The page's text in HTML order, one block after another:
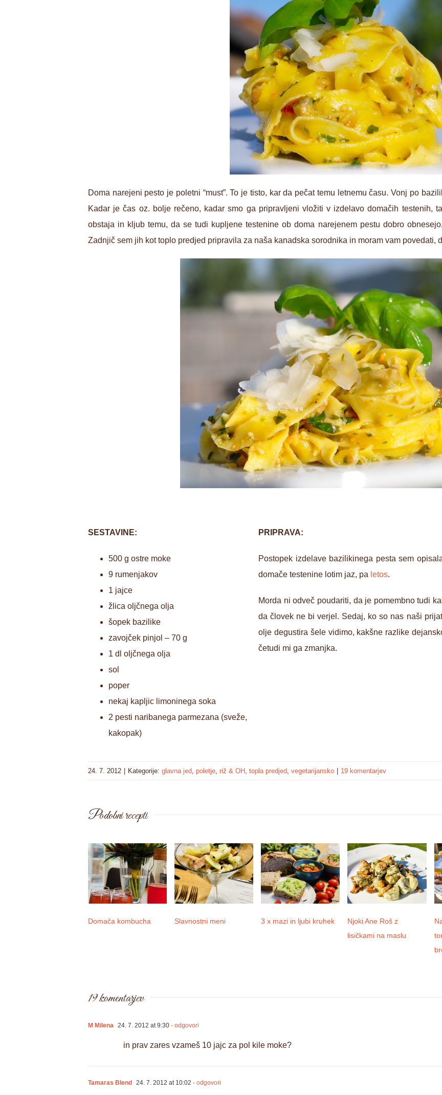
Doma narejeni pesto je poletni “must”. To je tisto, kar da pečat temu letnemu času. Vonj po
Kadar je čas oz. bolje rečeno, kadar smo ga pripravljeni vložiti v izdelavo domačih testenih,
obstaja in kljub temu, da se tudi kupljene testenine ob doma narejenem pestu dobro
Zadnjič sem jih kot toplo predjed pripravila za naša kanadska sorodnika in moram vam povedati,
SESTAVINE:
500 g ostre moke
9 rumenjakov
1 jajce
žlica oljčnega olja
šopek bazilike
zavojček pinjol – 70 g
1 dl oljčnega olja
sol
poper
nekaj kapljic limoninega soka
2 pesti naribanega parmezana (sveže,
kakopak)
PRIPRAVA:
Postopek izdelave bazilikinega pesta sem
domače testenine lotim jaz, pa letos.
Morda ni odveč poudariti, da je pomembno tudi
da človek ne bi verjel. Sedaj, ko so nas naši
olje degustira šele vidimo, kakšne razlike
četudi mi ga zmanjka.
24. 7. 2012 | Kategorije: glavna jed poletje riž & OH topla predjed vegetarijansko | 19 komentarjev
Podobni recepti
Domača kombucha Slavnostni meni 3 x mazi in ljubi kruhek
Njoki Ane Roš z
lisičkami na maslu
19 komentarjev
M Milena 24. 7. 2012 at 9:30 - odgovori
in prav zares vzameš 10 jajc za pol kile moke?
Tamaras Blend 24. 7. 2012 at 10:02 - odgovori